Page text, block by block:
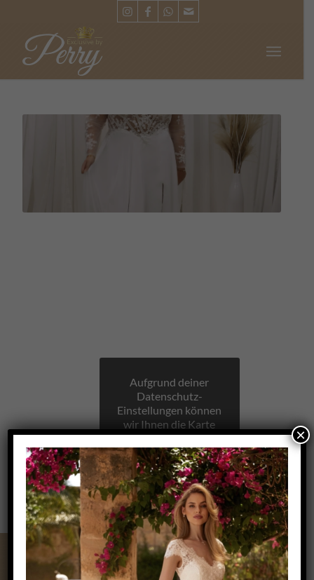
Aufgrund deiner
Datenschutz-
Einstellungen können
wir Ihnen die Karte
nicht anzeigen.
Klicken Sie hier, um
die Karte in einem
neuen Fenster zu
öffnen.
×